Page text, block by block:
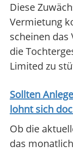
Diese
Vermietung
scheinen
die
Limited zu
Sollten
lohnt sich
Ob die
das